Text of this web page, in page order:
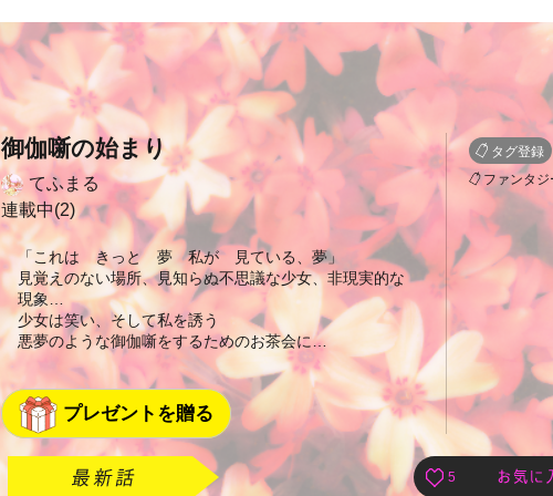
御伽噺の始まり
てふまる
連載中(2)
「これは きっと 夢 私が 見ている、夢」
見覚えのない場所、見知らぬ不思議な少女、非現実的な
現象…
少女は笑い、そして私を誘う
悪夢のような御伽噺をするためのお茶会に…
プレゼントを贈る
タグ登録
ファンタジ
5